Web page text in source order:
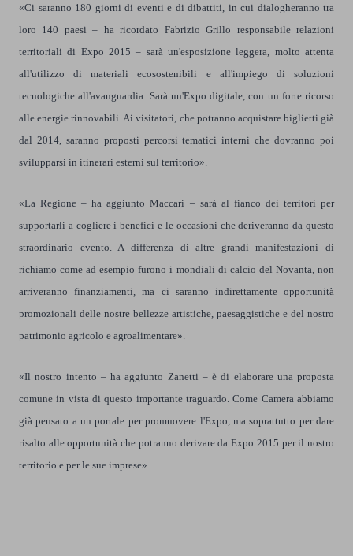
«Ci saranno 180 giorni di eventi e di dibattiti, in cui dialogheranno tra
loro 140 paesi – ha ricordato Fabrizio Grillo responsabile relazioni
territoriali di Expo 2015 – sarà un'esposizione leggera, molto attenta
all'utilizzo di materiali ecosostenibili e all'impiego di soluzioni
tecnologiche all'avanguardia. Sarà un'Expo digitale, con un forte ricorso
alle energie rinnovabili. Ai visitatori, che potranno acquistare biglietti già
dal 2014, saranno proposti percorsi tematici interni che dovranno poi
svilupparsi in itinerari esterni sul territorio».
«La Regione – ha aggiunto Maccari – sarà al fianco dei territori per
supportarli a cogliere i benefici e le occasioni che deriveranno da questo
straordinario evento. A differenza di altre grandi manifestazioni di
richiamo come ad esempio furono i mondiali di calcio del Novanta, non
arriveranno finanziamenti, ma ci saranno indirettamente opportunità
promozionali delle nostre bellezze artistiche, paesaggistiche e del nostro
patrimonio agricolo e agroalimentare».
«Il nostro intento – ha aggiunto Zanetti – è di elaborare una proposta
comune in vista di questo importante traguardo. Come Camera abbiamo
già pensato a un portale per promuovere l'Expo, ma soprattutto per dare
risalto alle opportunità che potranno derivare da Expo 2015 per il nostro
territorio e per le sue imprese».